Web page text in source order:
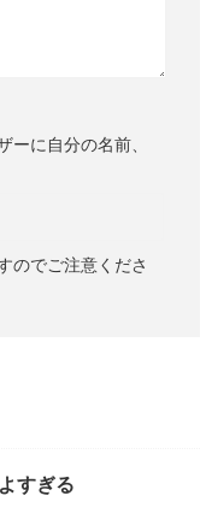
ーに自分の名前、
のでご注意くださ
すぎる